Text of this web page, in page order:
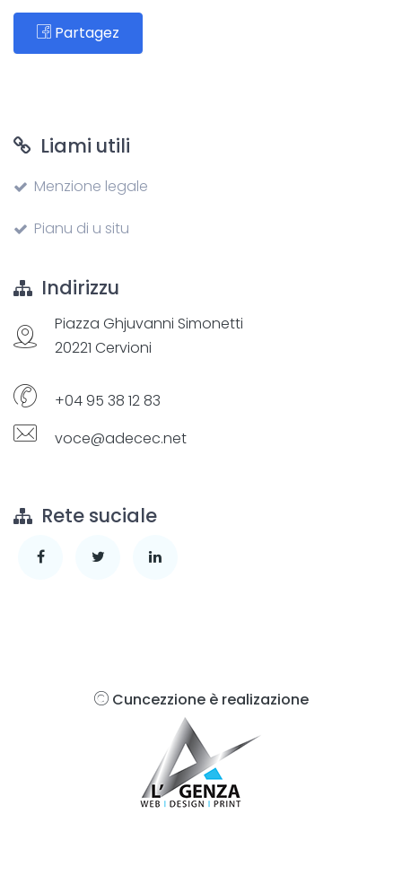
Partagez
Liami utili
Menzione legale
Pianu di u situ
Indirizzu
Piazza Ghjuvanni Simonetti
20221 Cervioni
+04 95 38 12 83
voce@adecec.net
Rete suciale
Cuncezzione è realizazione